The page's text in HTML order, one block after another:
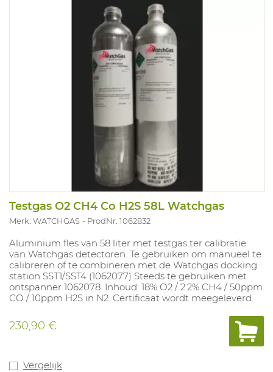
Testgas O2 CH4 Co H2S 58L Watchgas
Merk: WATCHGAS ProdNr. 1062832
Aluminium fles van 58 liter met testgas ter calibratie
van Watchgas detectoren. Te gebruiken om manueel te
calibreren of te combineren met de Watchgas docking
station SST1/SST4 (1062077) Steeds te gebruiken met
ontspanner 1062078. Inhoud: 18% O2 / 2.2% CH4 / 50ppm
CO / 10ppm H2S in N2. Certificaat wordt meegeleverd.
230,90 €
Vergelijk